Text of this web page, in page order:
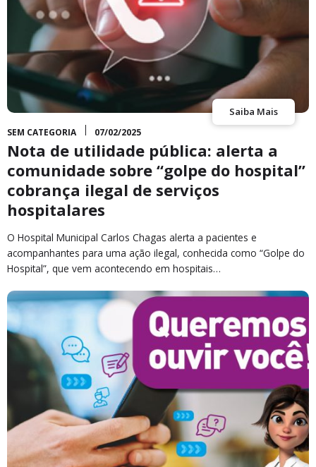
Saiba Mais
SEM CATEGORIA 07/02/2025
Nota de utilidade pública: alerta a
comunidade sobre “golpe do hospital”
cobrança ilegal de serviços
hospitalares
O Hospital Municipal Carlos Chagas alerta a pacientes e
acompanhantes para uma ação ilegal, conhecida como “Golpe do
Hospital”, que vem acontecendo em hospitais…